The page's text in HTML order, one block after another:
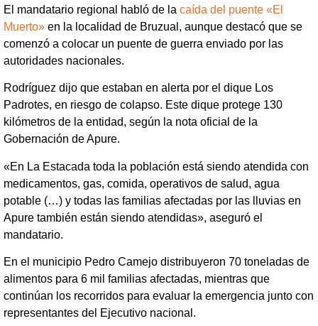
El mandatario regional habló de la caída del puente «El
Muerto» en la localidad de Bruzual, aunque destacó que se
comenzó a colocar un puente de guerra enviado por las
autoridades nacionales.
Rodríguez dijo que estaban en alerta por el dique Los
Padrotes, en riesgo de colapso. Este dique protege 130
kilómetros de la entidad, según la nota oficial de la
Gobernación de Apure.
«En La Estacada toda la población está siendo atendida con
medicamentos, gas, comida, operativos de salud, agua
potable (…) y todas las familias afectadas por las lluvias en
Apure también están siendo atendidas», aseguró el
mandatario.
En el municipio Pedro Camejo distribuyeron 70 toneladas de
alimentos para 6 mil familias afectadas, mientras que
continúan los recorridos para evaluar la emergencia junto con
representantes del Ejecutivo nacional.